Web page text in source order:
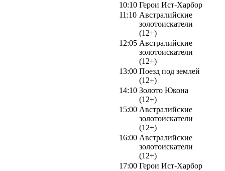
10:10 Герои Ист-Харбор
11:10 Австралийские
золотоискатели
(12+)
12:05 Австралийские
золотоискатели
(12+)
13:00 Поезд под землей
(12+)
14:10 Золото Юкона
(12+)
15:00 Австралийские
золотоискатели
(12+)
16:00 Австралийские
золотоискатели
(12+)
17:00 Герои Ист-Харбор